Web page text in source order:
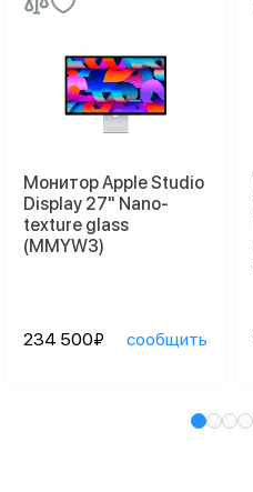
Монитор Apple Studio
Display 27" Nano-
texture glass
(MMYW3)
234 500₽ сообщить